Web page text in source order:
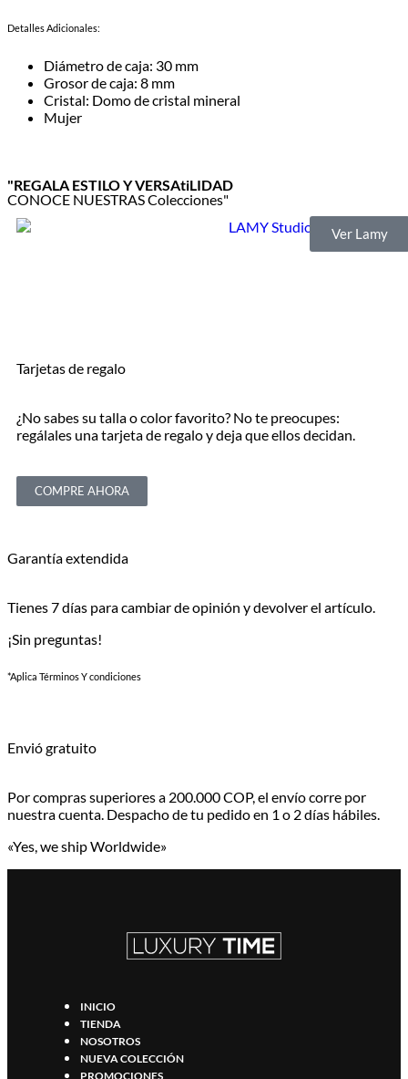
Detalles Adicionales:
Diámetro de caja: 30 mm
Grosor de caja: 8 mm
Cristal: Domo de cristal mineral
Mujer
"REGALA ESTILO Y VERSAtiLIDAD
CONOCE NUESTRAS Colecciones"
Ver Lamy
Tarjetas de regalo
¿No sabes su talla o color favorito? No te preocupes:
regálales una tarjeta de regalo y deja que ellos decidan.
COMPRE AHORA
Garantía extendida
Tienes 7 días para cambiar de opinión y devolver el artículo.
¡Sin preguntas!
*Aplica Términos Y condiciones
Envió gratuito
Por compras superiores a 200.000 COP, el envío corre por
nuestra cuenta. Despacho de tu pedido en 1 o 2 días hábiles.
«Yes, we ship Worldwide»
INICIO
TIENDA
NOSOTROS
NUEVA COLECCIÓN
PROMOCIONES